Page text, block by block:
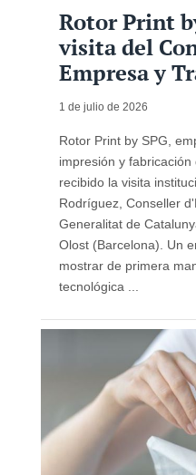
Rotor Print
visita del
Empresa y
1 de julio de 2026
Rotor Print by SPG,
impresión y
recibido la visita
Rodríguez, Conseller
Generalitat de
Olost (Barcelona). Un
mostrar de primera
tecnológica ...